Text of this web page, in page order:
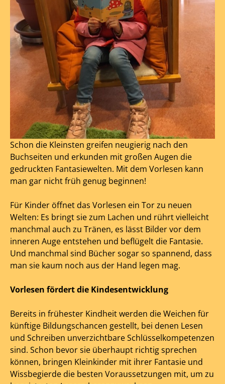
Schon die Kleinsten greifen neugierig nach den
Buchseiten und erkunden mit großen Augen die
gedruckten Fantasiewelten. Mit dem Vorlesen kann
man gar nicht früh genug beginnen!
Für Kinder öffnet das Vorlesen ein Tor zu neuen
Welten: Es bringt sie zum Lachen und rührt vielleicht
manchmal auch zu Tränen, es lässt Bilder vor dem
inneren Auge entstehen und beflügelt die Fantasie.
Und manchmal sind Bücher sogar so spannend, dass
man sie kaum noch aus der Hand legen mag.
Vorlesen fördert die Kindesentwicklung
Bereits in frühester Kindheit werden die Weichen für
künftige Bildungschancen gestellt, bei denen Lesen
und Schreiben unverzichtbare Schlüsselkompetenzen
sind. Schon bevor sie überhaupt richtig sprechen
können, bringen Kleinkinder mit ihrer Fantasie und
Wissbegierde die besten Voraussetzungen mit, um zu